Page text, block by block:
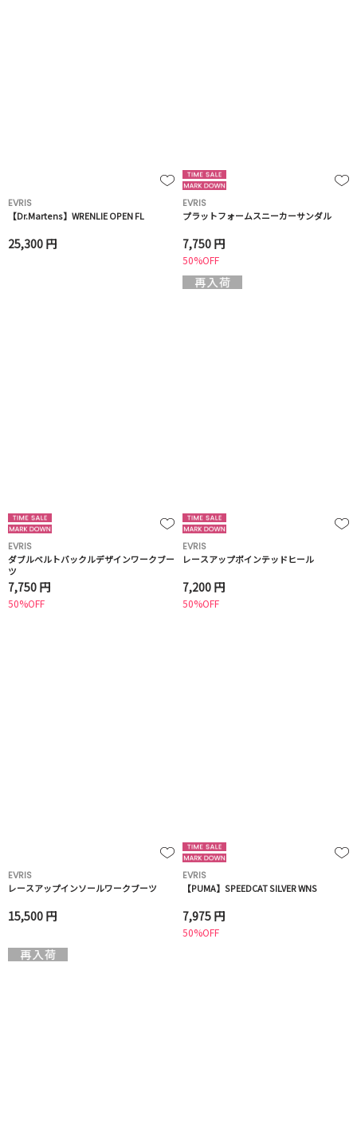
EVRIS
【Dr.Martens】WRENLIE OPEN FL
25,300 円
EVRIS
プラットフォームスニーカーサンダル
7,750 円
50%OFF
EVRIS
ダブルベルトバックルデザインワークブー
ツ
7,750 円
50%OFF
EVRIS
レースアップポインテッドヒール
7,200 円
50%OFF
EVRIS
レースアップインソールワークブーツ
15,500 円
EVRIS
【PUMA】SPEEDCAT SILVER WNS
7,975 円
50%OFF